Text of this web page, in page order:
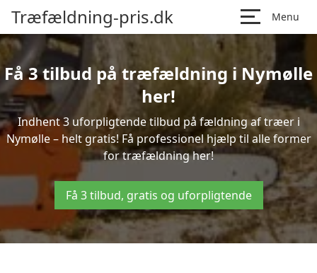
Træfældning-pris.dk Menu
Få 3 tilbud på træfældning i Nymølle
her!
Indhent 3 uforpligtende tilbud på fældning af træer i
Nymølle – helt gratis! Få professionel hjælp til alle former
for træfældning her!
Få 3 tilbud, gratis og uforpligtende